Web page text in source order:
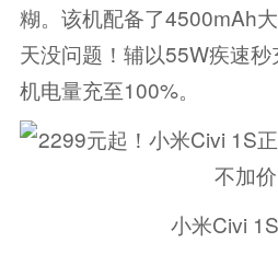
糊。该机配备了4500mAh
天没问题！辅以55W疾速
机电量充至100%。
小米Civi